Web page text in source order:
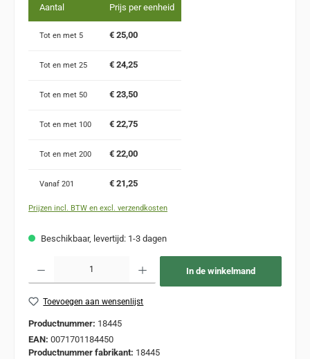
Aantal Prijs per eenheid
Tot en met 5 € 25,00
Tot en met 25 € 24,25
Tot en met 50 € 23,50
Tot en met 100 € 22,75
Tot en met 200 € 22,00
Vanaf 201 € 21,25
Prijzen incl. BTW en excl. verzendkosten
Beschikbaar, levertijd: 1-3 dagen
In de winkelmand
Toevoegen aan wensenlijst
Productnummer: 18445
EAN: 0071701184450
Productnummer fabrikant: 18445